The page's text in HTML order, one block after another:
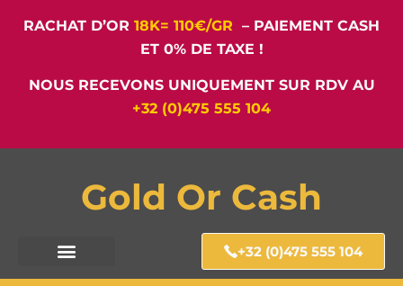
RACHAT D’OR 18K= 110€/GR – PAIEMENT CASH
ET 0% DE TAXE !
NOUS RECEVONS UNIQUEMENT SUR RDV AU
+32 (0)475 555 104
Gold Or Cash
+32 (0)475 555 104